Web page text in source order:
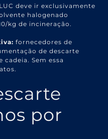
deve ir exclusivamente
halogenado
kg de incineração.
fornecedores de
de descarte
cadeia. Sem essa
por